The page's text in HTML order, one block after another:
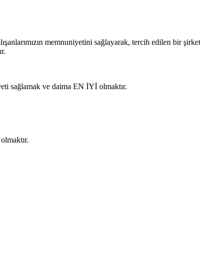
memnuniyetini sağlayarak, tercih edilen bir
sağlamak ve daima EN İYİ olmaktır.